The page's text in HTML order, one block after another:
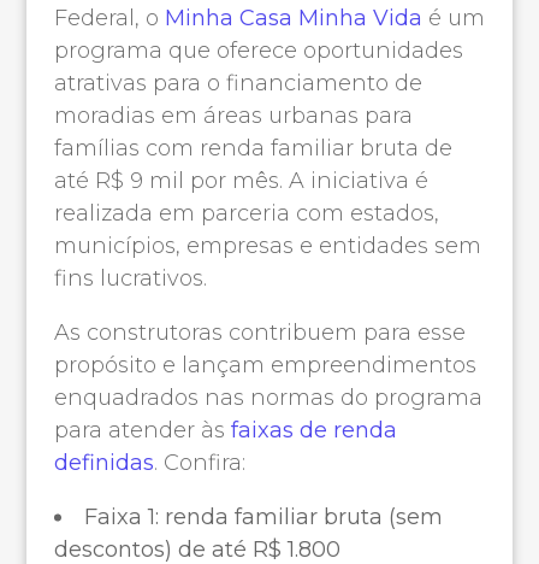
Federal, o Minha Casa Minha Vida é um
programa que oferece oportunidades
atrativas para o financiamento de
moradias em áreas urbanas para
famílias com renda familiar bruta de
até R$ 9 mil por mês. A iniciativa é
realizada em parceria com estados,
municípios, empresas e entidades sem
fins lucrativos.
As construtoras contribuem para esse
propósito e lançam empreendimentos
enquadrados nas normas do programa
para atender às faixas de renda
definidas. Confira:
Faixa 1: renda familiar bruta (sem
descontos) de até R$ 1.800